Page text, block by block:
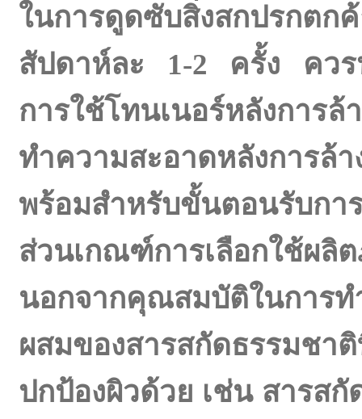
ในการดูดซับสิ่งสกปรกตก
สัปดาห์ละ 1-2 ครั้ง ควร
การใช้โทนเนอร์หลังการ
ทำความสะอาดหลังการล้
พร้อมสำหรับขั้นตอนรับกา
ส่วนเกณฑ์การเลือกใช้ผลิ
นอกจากคุณสมบัติในกา
ผสมของสารสกัดธรรมชา
ปกป้องผิวด้วย เช่น สารสกั